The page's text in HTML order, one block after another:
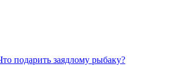
подарить заядлому рыбаку?